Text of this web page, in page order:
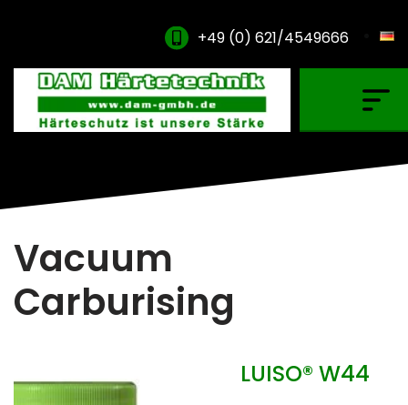
+49 (0) 621/4549666
Vacuum
Carburising
LUISO® W44
Gas Carburising
Nitriding & Nitrocarburising
Plasmanitriding
Annealing & Oxidation
Brazing & PVD Coating